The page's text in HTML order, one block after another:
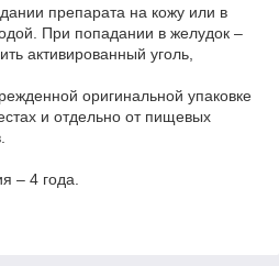
препарата на кожу или в
При попадании в желудок –
активированный уголь,
оригинальной упаковке
и отдельно от пищевых
– 4 года.